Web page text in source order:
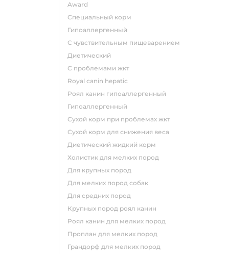
award
специальный корм
гипоаллергенный
с чувствительным пищеварением
диетический
с проблемами жкт
royal canin hepatic
роял канин гипоаллергенный
гипоаллергенный
сухой корм при проблемах жкт
сухой корм для снижения веса
диетический жидкий корм
холистик для мелких пород
для крупных пород
для мелких пород собак
для средних пород
крупных пород роял канин
роял канин для мелких пород
проплан для мелких пород
грандорф для мелких пород